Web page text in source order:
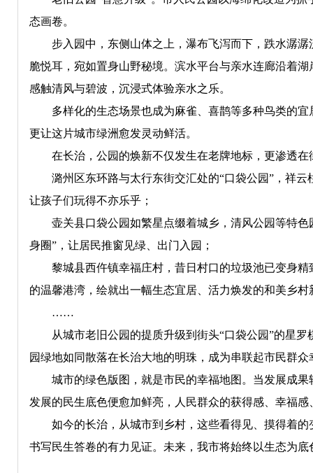
态画卷。
步入园中，东侧山体之上，瀑布飞泻而下，跌水潺潺
脆悦耳，宛如置身山野秘境。滨水平台与亲水连廊沿着
感触清风与碧波，沉浸式体验亲水之乐。
多样化的生态场景也成为麻雀、喜鹊等多种鸟类的宜
更让这片城市绿洲愈发灵动鲜活。
在长治，公园的焕新不仅发生在老牌地标，更渗透在
潞州区东环路与太行东街交汇处的“口袋公园”，祥云
让孩子们玩得不亦乐乎；
壶关县口袋公园如繁星点缀着城乡，清风公园等特色
身圈”，让居民推窗见绿、出门入园；
黎城县西仵镇幸福庄村，昔日村口的垃圾池已变身精
的温馨港湾，绘就出一幅生态宜居、活力焕发的和美乡村
……
从城市老旧公园的提质升级到街头“口袋公园”的星罗
园绿地如同散落在长治大地的明珠，成为串联起市民群
城市的绿色版图，就是市民的幸福地图。当发展成果
发展的民生底色便愈加鲜亮，人民群众的获得感、幸福
如今的长治，从城市到乡村，这些看得见、摸得着的
书写民生答卷的有力见证。未来，我市将始终以生态为